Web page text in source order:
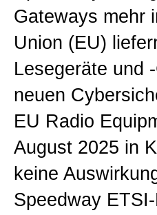
Allgemein
Kontakt
Impressum
Disclaimer
Gateways mehr
Union (EU)
Lesegeräte und
neuen
EU Radio
August 2025 in
keine
Speedway